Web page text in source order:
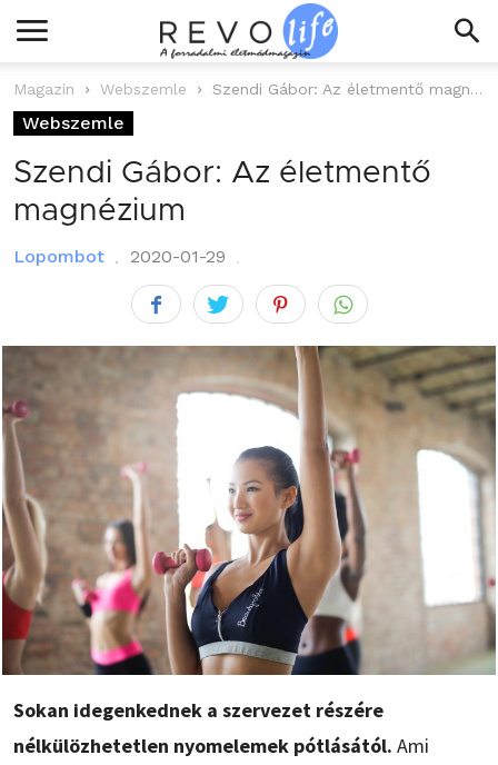
Magazin Webszemle Szendi Gábor: Az életmentő magnézium
Webszemle
Szendi Gábor: Az életmentő
magnézium
Lopombot 2020-01-29
Sokan idegenkednek a szervezet részére
nélkülözhetetlen nyomelemek pótlásától. Ami